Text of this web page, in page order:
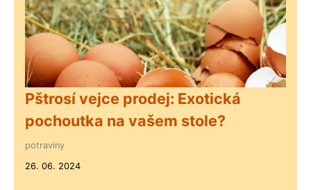
Pštrosí vejce prodej: Exotická
pochoutka na vašem stole?
potraviny
26. 06. 2024